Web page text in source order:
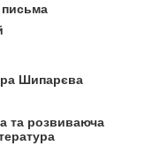
письма
Шипарєва
та розвиваюча